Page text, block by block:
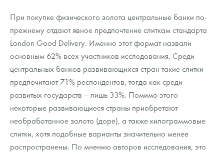
При покупке физического золота центральные банки по-
прежнему отдают явное предпочтение слиткам стандарта
London Good Delivery. Именно этот формат назвали
основным 62% всех участников исследования. Среди
центральных банков развивающихся стран такие слитки
предпочитают 71% респондентов, тогда как среди
развитых государств — лишь 33%. Помимо этого
некоторые развивающиеся страны приобретают
необработанное золото (доре), а также килограммовые
слитки, хотя подобные варианты значительно менее
распространены. По мнению авторов исследования, это